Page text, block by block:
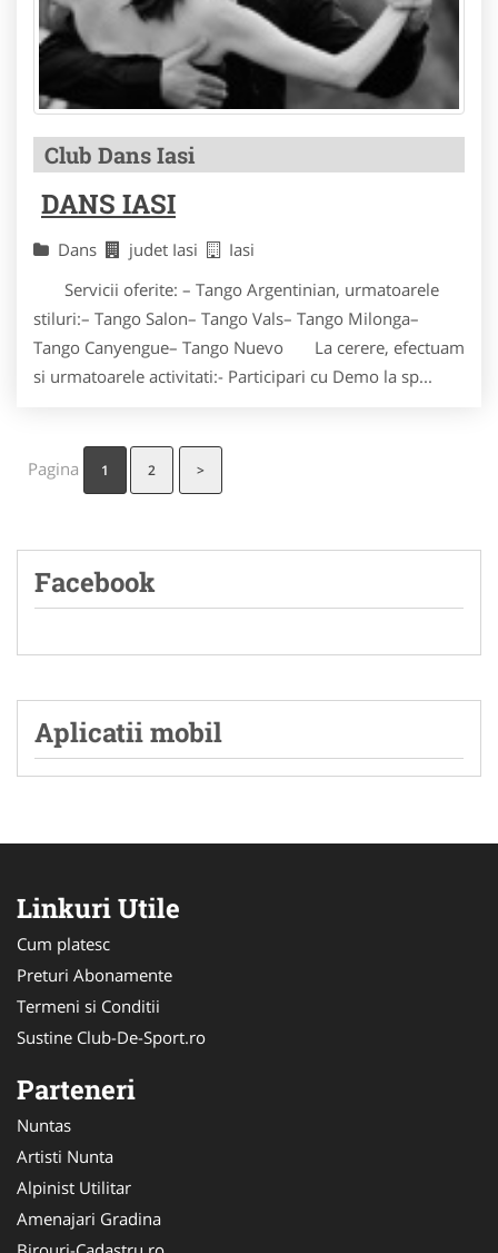
Club Dans Iasi
DANS IASI
Dans judet Iasi
Iasi
Servicii oferite: – Tango Argentinian, urmatoarele
stiluri:– Tango Salon– Tango Vals– Tango Milonga–
Tango Canyengue– Tango Nuevo La cerere, efectuam
si urmatoarele activitati:- Participari cu Demo la sp...
Pagina 1 2 >
Facebook
Aplicatii mobil
Linkuri Utile
Cum platesc
Preturi Abonamente
Termeni si Conditii
Sustine Club-De-Sport.ro
Parteneri
Nuntas
Artisti Nunta
Alpinist Utilitar
Amenajari Gradina